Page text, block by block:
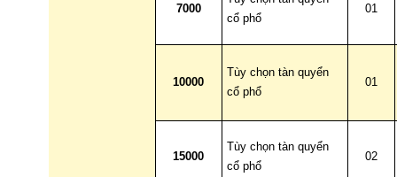
7000
cổ phổ
01
10000
Tùy chọn tàn quyển
cổ phổ
01
15000
Tùy chọn tàn quyển
cổ phổ
02